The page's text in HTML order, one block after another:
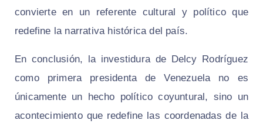
convierte en un referente cultural y político que
redefine la narrativa histórica del país.
En conclusión, la investidura de Delcy Rodríguez
como primera presidenta de Venezuela no es
únicamente un hecho político coyuntural, sino un
acontecimiento que redefine las coordenadas de la